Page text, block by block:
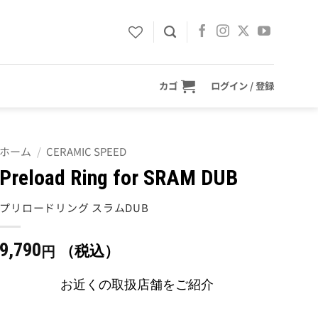
カゴ ログイン / 登録
ホーム / CERAMIC SPEED
Preload Ring for SRAM DUB
プリロードリング スラムDUB
9,790 円 （税込）
お近くの取扱店舗をご紹介